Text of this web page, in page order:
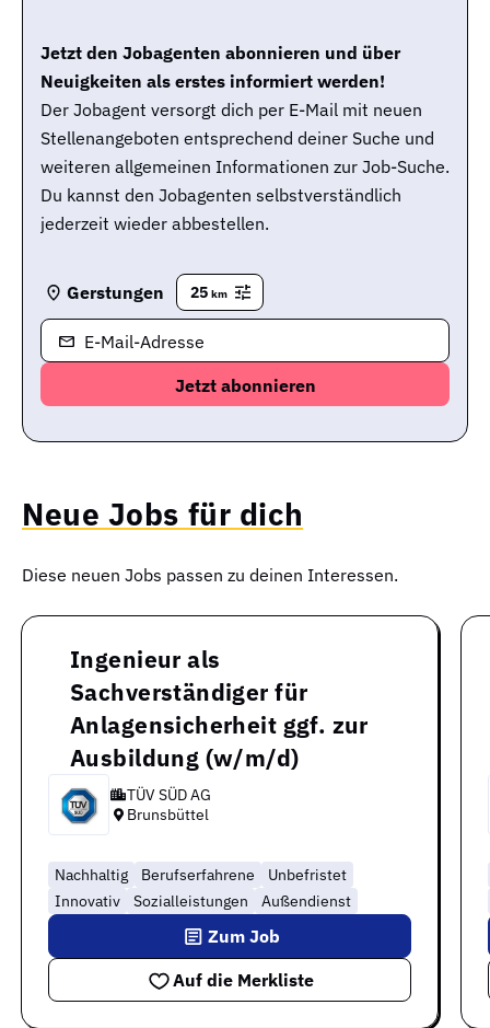
Jetzt den Jobagenten abonnieren und über
Neuigkeiten als erstes informiert werden!
Der Jobagent versorgt dich per E-Mail mit neuen
Stellenangeboten entsprechend deiner Suche und
weiteren allgemeinen Informationen zur Job-Suche.
Du kannst den Jobagenten selbstverständlich
jederzeit wieder abbestellen.
Gerstungen 25 km
E-Mail-Adresse
Neue Jobs für dich
Diese neuen Jobs passen zu deinen Interessen.
Ingenieur als
Sachverständiger für
Anlagensicherheit ggf. zur
Ausbildung (w/m/d)
TÜV SÜD AG
Brunsbüttel
Nachhaltig Berufserfahrene
Unbefristet
Innovativ
Sozialleistungen Außendienst
Auf die Merkliste
Zum Job